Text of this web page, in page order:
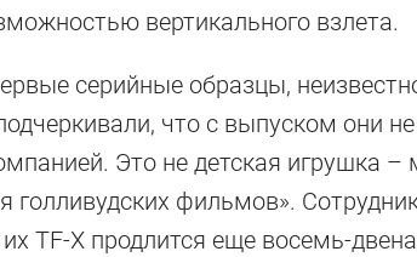
вертикального взлета.
серийные образцы,
что с выпуском они
Это не детская игрушка
голливудских фильмов».
TF-X продлится еще восемь-